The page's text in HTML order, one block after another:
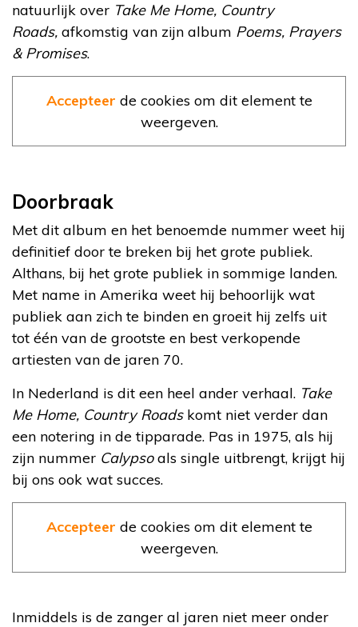
natuurlijk over Take Me Home, Country
Roads, afkomstig van zijn album Poems, Prayers
& Promises.
Accepteer de cookies om dit element te
weergeven.
Doorbraak
Met dit album en het benoemde nummer weet hij
definitief door te breken bij het grote publiek.
Althans, bij het grote publiek in sommige landen.
Met name in Amerika weet hij behoorlijk wat
publiek aan zich te binden en groeit hij zelfs uit
tot één van de grootste en best verkopende
artiesten van de jaren 70.
In Nederland is dit een heel ander verhaal. Take
Me Home, Country Roadskomt niet verder dan
een notering in de tipparade. Pas in 1975, als hij
zijn nummer Calypsoals single uitbrengt, krijgt hij
bij ons ook wat succes.
Accepteer de cookies om dit element te
weergeven.
Inmiddels is de zanger al jaren niet meer onder